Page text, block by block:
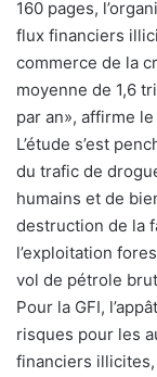
160 pages,
flux financiers
commerce de la
moyenne de 1,6
par an», affirme
L’étude s’est
du trafic de
humains et de
destruction de la
l’exploitation
vol de pétrole
Pour la GFI,
risques pour les
financiers